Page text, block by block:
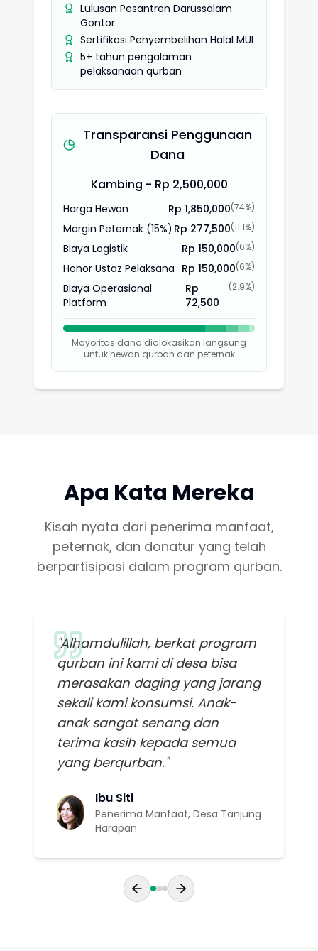
Lulusan Pesantren Darussalam
Gontor
Sertifikasi Penyembelihan Halal MUI
5+ tahun pengalaman
pelaksanaan qurban
Transparansi Penggunaan
Dana
Kambing - Rp 2,500,000
Harga Hewan Rp 1,850,000(74%)
Margin Peternak (15%) Rp 277,500(11.1%)
Biaya Logistik Rp 150,000(6%)
Honor Ustaz Pelaksana Rp 150,000(6%)
Biaya Operasional
Platform
Rp
72,500
(2.9%)
Mayoritas dana dialokasikan langsung
untuk hewan qurban dan peternak
Apa Kata Mereka
Kisah nyata dari penerima manfaat,
peternak, dan donatur yang telah
berpartisipasi dalam program qurban.
"Alhamdulillah, berkat program
qurban ini kami di desa bisa
merasakan daging yang jarang
sekali kami konsumsi. Anak-
anak sangat senang dan
terima kasih kepada semua
yang berqurban."
Ibu Siti
Penerima Manfaat, Desa Tanjung
Harapan